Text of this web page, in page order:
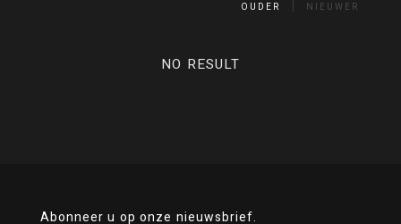
OUDER NIEUWER
NO RESULT
Abonneer u op onze nieuwsbrief.